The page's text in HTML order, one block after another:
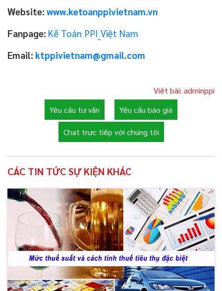
Website: www.ketoanppivietnam.vn
Fanpage: Kế Toán PPI_Việt Nam
Email: ktppivietnam@gmail.com
Viết bài: adminppi
Yêu cầu tư vấn
Yêu cầu báo giá
Chat trực tiếp với chúng tôi
CÁC TIN TỨC SỰ KIỆN KHÁC